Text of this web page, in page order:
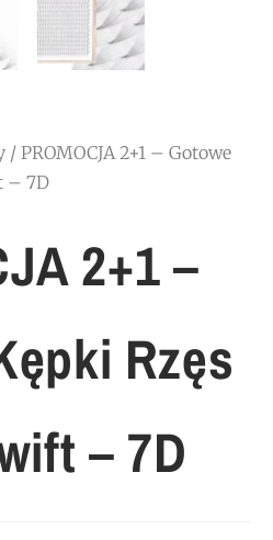
/ PROMOCJA 2+1 – Gotowe
– 7D
2+1 –
Rzęs
– 7D